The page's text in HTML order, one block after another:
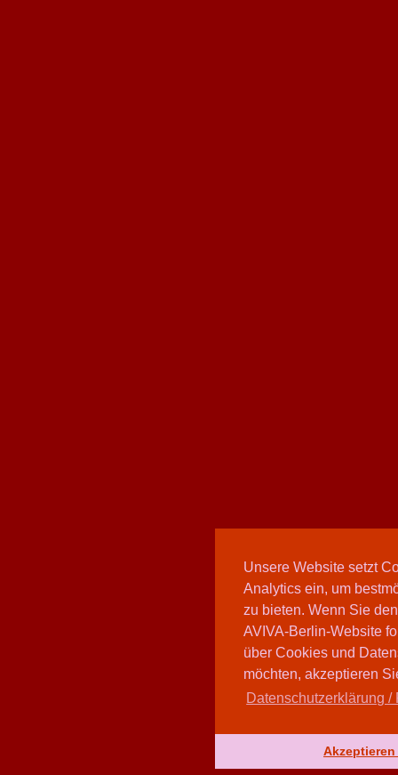
Unsere Website setzt
Analytics ein, um
zu bieten. Wenn Sie
AVIVA-Berlin-Website
über Cookies und
möchten, akzeptieren
Datenschutzerklärung /